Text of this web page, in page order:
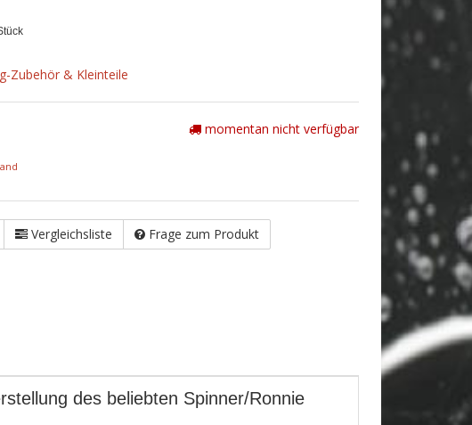
Zubehör & Kleinteile
momentan nicht verfügbar
Vergleichsliste Frage zum Produkt
des beliebten Spinner/Ronnie